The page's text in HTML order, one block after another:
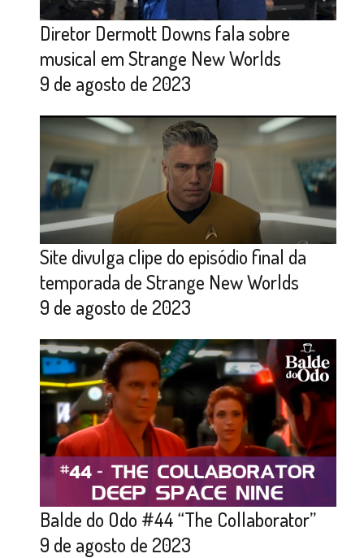
Diretor Dermott Downs fala sobre
musical em Strange New Worlds
9 de agosto de 2023
Site divulga clipe do episódio final da
temporada de Strange New Worlds
9 de agosto de 2023
Balde do Odo #44 “The Collaborator”
9 de agosto de 2023